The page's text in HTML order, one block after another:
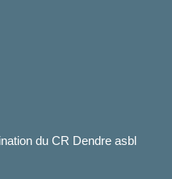
du CR Dendre asbl